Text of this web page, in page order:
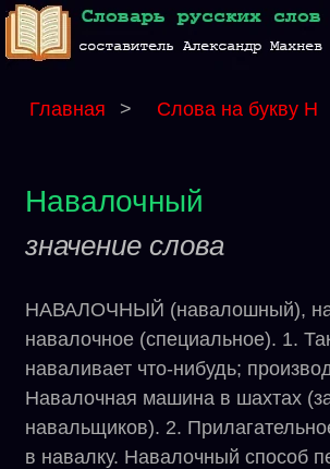
Главная > Слова на букву Н
Навалочный
значение слова
НАВАЛОЧНЫЙ (навалошный),
навалочное (специальное). 1.
наваливает что-нибудь;
Навалочная машина в шахтах
навальщиков). 2.
в навалку. Навалочный способ